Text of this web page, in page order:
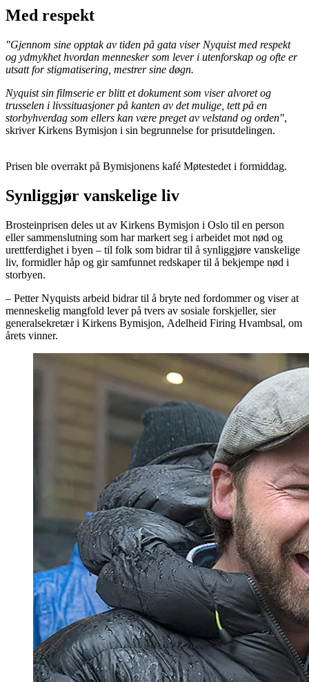
Med respekt
"Gjennom sine opptak av tiden på gata viser Nyquist med respekt
og ydmykhet hvordan mennesker som lever i utenforskap og ofte er
utsatt for stigmatisering, mestrer sine døgn.
Nyquist sin filmserie er blitt et dokument som viser alvoret og
trusselen i livssituasjoner på kanten av det mulige, tett på en
storbyhverdag som ellers kan være preget av velstand og orden",
skriver Kirkens Bymisjon i sin begrunnelse for prisutdelingen.
Prisen ble overrakt på Bymisjonens kafé Møtestedet i formiddag.
Synliggjør vanskelige liv
Brosteinprisen deles ut av Kirkens Bymisjon i Oslo til en person
eller sammenslutning som har markert seg i arbeidet mot nød og
urettferdighet i byen – til folk som bidrar til å synliggjøre vanskelige
liv, formidler håp og gir samfunnet redskaper til å bekjempe nød i
storbyen.
– Petter Nyquists arbeid bidrar til å bryte ned fordommer og viser at
menneskelig mangfold lever på tvers av sosiale forskjeller, sier
generalsekretær i Kirkens Bymisjon, Adelheid Firing Hvambsal, om
årets vinner.